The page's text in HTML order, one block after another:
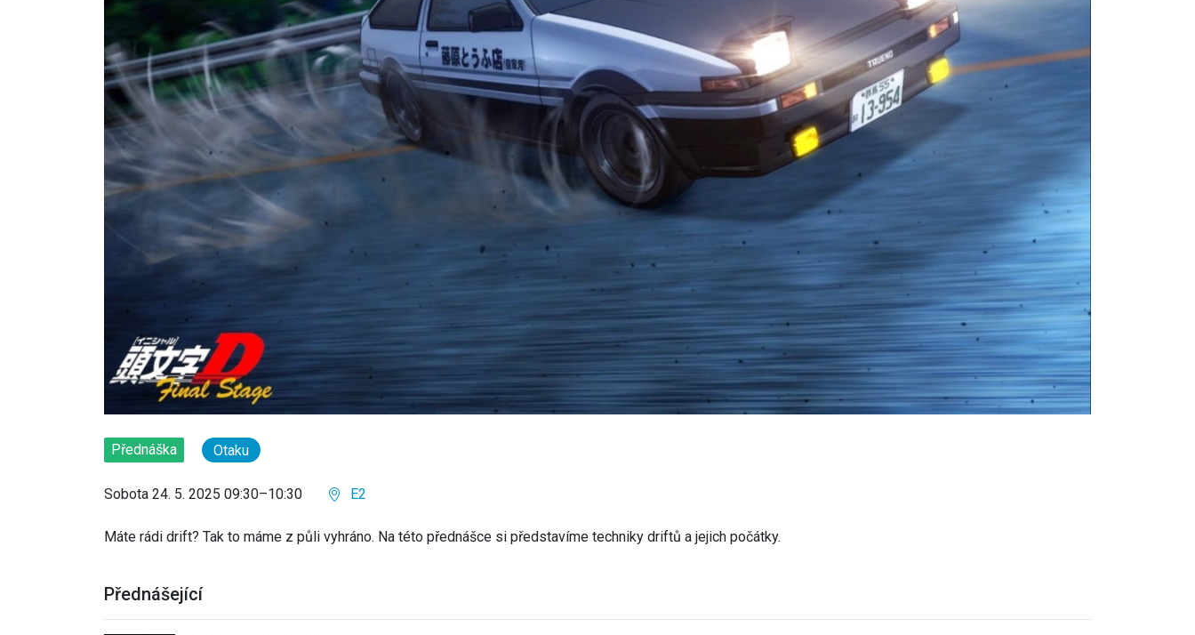
Přednáška Otaku
Sobota 24. 5. 2025 09:30–10:30 E2
Máte rádi drift? Tak to máme z půli vyhráno. Na této přednášce si představíme techniky driftů a jejich počátky.
Přednášející